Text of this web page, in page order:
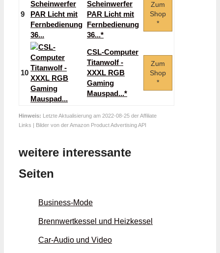
9
Scheinwerfer
PAR Licht mit
Fernbedienung
36...*
Zum
Shop
*
10
CSL-Computer
Titanwolf -
XXXL RGB
Gaming
Mauspad...*
Zum
Shop
*
Hinweis: Letzte Aktualisierung am 2022-08-25 der Affiliate
Links | Bilder von der Amazon Product Advertising API
weitere interessante
Seiten
Business-Mode
Brennwertkessel und Heizkessel
Car-Audio und Video